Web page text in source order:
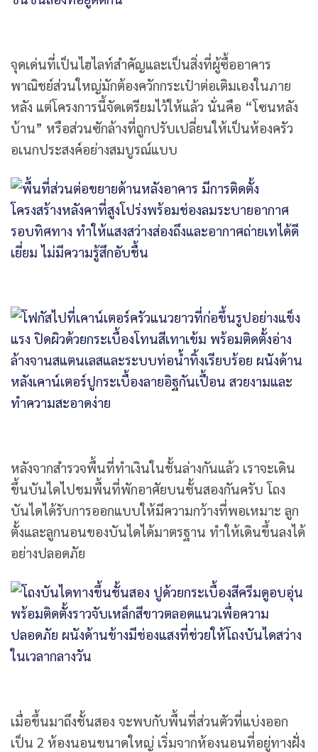
จุดเด่นที่เป็นไฮไลท์สำคัญและเป็นสิ่งที่ผู้ซื้ออาคาร
พาณิชย์ส่วนใหญ่มักต้องควักกระเป๋าต่อเติมเองในภาย
หลัง แต่โครงการนี้จัดเตรียมไว้ให้แล้ว นั่นคือ “โซนหลัง
บ้าน” หรือส่วนซักล้างที่ถูกปรับเปลี่ยนให้เป็นห้องครัว
อเนกประสงค์อย่างสมบูรณ์แบบ
หลังจากสำรวจพื้นที่ทำเงินในชั้นล่างกันแล้ว เราจะเดิน
ขึ้นบันไดไปชมพื้นที่พักอาศัยบนชั้นสองกันครับ โถง
บันไดได้รับการออกแบบให้มีความกว้างที่พอเหมาะ ลูก
ตั้งและลูกนอนของบันไดได้มาตรฐาน ทำให้เดินขึ้นลงได้
อย่างปลอดภัย
เมื่อขึ้นมาถึงชั้นสอง จะพบกับพื้นที่ส่วนตัวที่แบ่งออก
เป็น 2 ห้องนอนขนาดใหญ่ เริ่มจากห้องนอนที่อยู่ทางฝั่ง